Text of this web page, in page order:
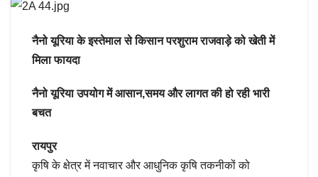
नैनो यूरिया के इस्तेमाल से किसान परशुराम राजवाड़े को खेती में
मिला फायदा
नैनो यूरिया उपयोग में आसान,समय और लागत की हो रही भारी
बचत
रायपुर
कृषि के क्षेत्र में नवाचार और आधुनिक कृषि तकनीकों को